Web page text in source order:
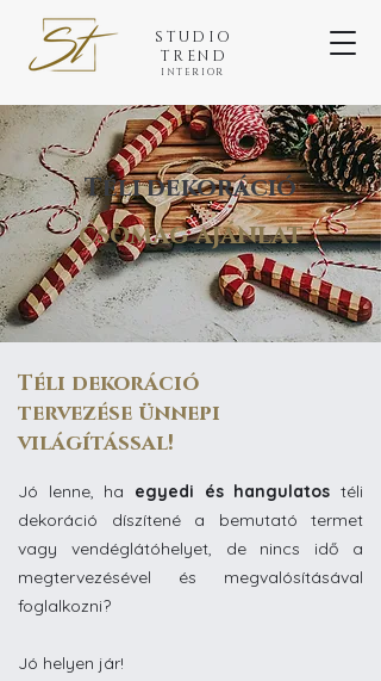
STUDIO
TREND
INTERIOR
Téli dekoráció
csomag ajánlat
Téli dekoráció
tervezése ünnepi
világítással!
Jó lenne, ha egyedi és hangulatos téli
dekoráció díszítené a bemutató termet
vagy vendéglátóhelyet, de nincs idő a
megtervezésével és megvalósításával
foglalkozni?
Jó helyen jár!